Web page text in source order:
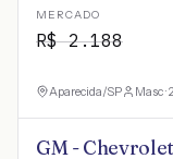
MERCADO
R$2.188
Aparecida/SP Masc ·
GM -